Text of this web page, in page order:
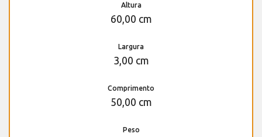
Altura
60,00 cm
Largura
3,00 cm
Comprimento
50,00 cm
Peso